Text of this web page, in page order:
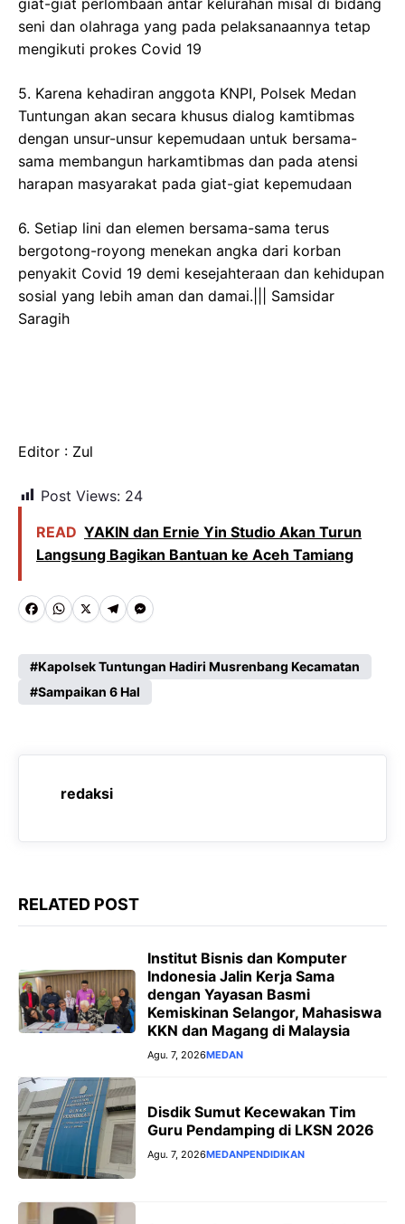
seni dan olahraga yang pada pelaksanaannya tetap
mengikuti prokes Covid 19
5. Karena kehadiran anggota KNPI, Polsek Medan
Tuntungan akan secara khusus dialog kamtibmas
dengan unsur-unsur kepemudaan untuk bersama-
sama membangun harkamtibmas dan pada atensi
harapan masyarakat pada giat-giat kepemudaan
6. Setiap lini dan elemen bersama-sama terus
bergotong-royong menekan angka dari korban
penyakit Covid 19 demi kesejahteraan dan kehidupan
sosial yang lebih aman dan damai.||| Samsidar
Saragih
Editor : Zul
Post Views: 24
READ YAKIN dan Ernie Yin Studio Akan Turun
Langsung Bagikan Bantuan ke Aceh Tamiang
F
c
e
o
W
a
t
A
p
X T
l
e
r
a
M
s
s
n
r
Kapolsek Tuntungan Hadiri Musrenbang Kecamatan
Sampaikan 6 Hal
redaksi
RELATED POST
Institut Bisnis dan Komputer
Indonesia Jalin Kerja Sama
dengan Yayasan Basmi
Kemiskinan Selangor, Mahasiswa
KKN dan Magang di Malaysia
Agu. 7, 2026MEDAN
Disdik Sumut Kecewakan Tim
Guru Pendamping di LKSN 2026
Agu. 7, 2026MEDANPENDIDIKAN